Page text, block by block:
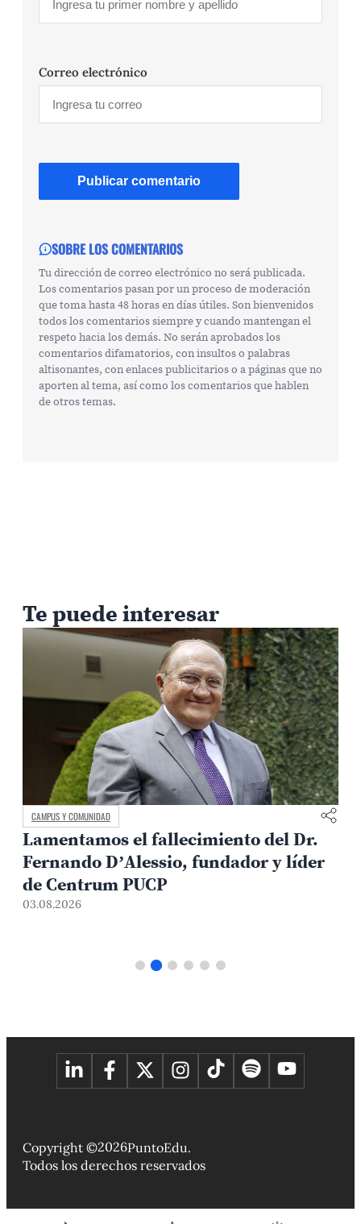
Correo electrónico
SOBRE LOS COMENTARIOS
Tu dirección de correo electrónico no será publicada.
Los comentarios pasan por un proceso de moderación
que toma hasta 48 horas en días útiles. Son bienvenidos
todos los comentarios siempre y cuando mantengan el
respeto hacia los demás. No serán aprobados los
comentarios difamatorios, con insultos o palabras
altisonantes, con enlaces publicitarios o a páginas que no
aporten al tema, así como los comentarios que hablen
de otros temas.
Te puede interesar
CAMPUS Y COMUNIDAD
Lamentamos el fallecimiento del Dr.
Fernando D’Alessio, fundador y líder
de Centrum PUCP
03.08.2026
Copyright ©2026PuntoEdu.
Todos los derechos reservados